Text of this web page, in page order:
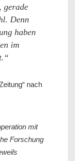
gerade
Denn
haben
im
nach
mit
Forschung